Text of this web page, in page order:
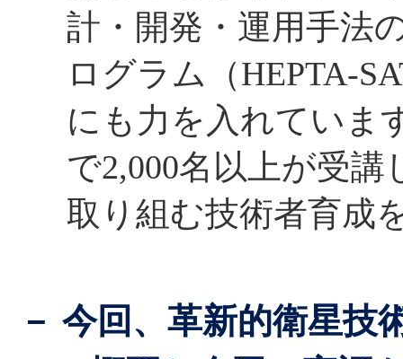
計・開発・運用手法
ログラム（HEPTA-
にも力を入れていま
で2,000名以上が受
取り組む技術者育成
－ 今回、革新的衛星技